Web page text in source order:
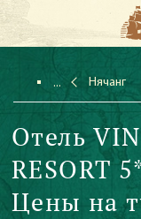
Нячанг
Отель
RESORT
Цены на